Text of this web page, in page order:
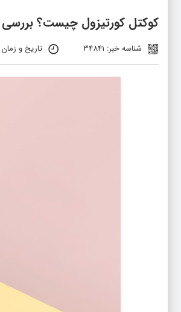
کوکتل کورتیزول چیست؟
شناسه خبر: 34841 تاریخ و زمان ارسال: ۱۳